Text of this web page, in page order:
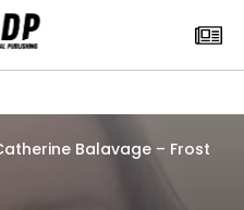
Balavage – Frost